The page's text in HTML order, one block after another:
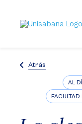
contenido
principal
Atrás
AL